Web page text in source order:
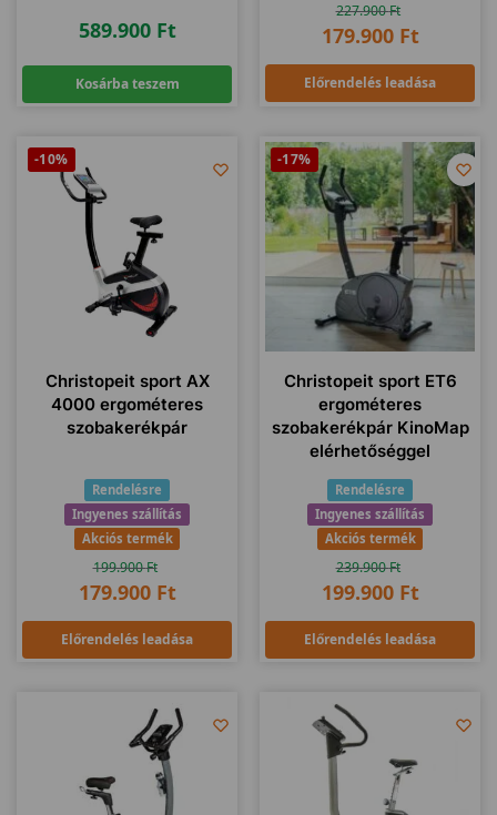
589.900 Ft
Kosárba teszem
227.900Ft
179.900 Ft
Előrendelés leadása
-10%
Christopeit sport AX
4000 ergométeres
szobakerékpár
Rendelésre
Ingyenes szállítás
Akciós termék
199.900Ft
179.900 Ft
Előrendelés leadása
-17%
Christopeit sport ET6
ergométeres
szobakerékpár KinoMap
elérhetőséggel
Rendelésre
Ingyenes szállítás
Akciós termék
239.900Ft
199.900 Ft
Előrendelés leadása